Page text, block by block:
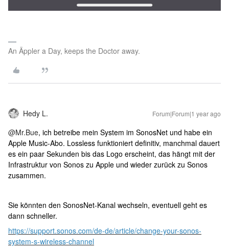
An Äppler a Day, keeps the Doctor away.
Hedy L. Forum|Forum|1 year ago
@Mr.Bue, ich betreibe mein System im SonosNet und habe ein
Apple Music-Abo. Lossless funktioniert definitiv, manchmal dauert
es ein paar Sekunden bis das Logo erscheint, das hängt mit der
Infrastruktur von Sonos zu Apple und wieder zurück zu Sonos
zusammen.
Sie könnten den SonosNet-Kanal wechseln, eventuell geht es
dann schneller.
https://support.sonos.com/de-de/article/change-your-sonos-
system-s-wireless-channel